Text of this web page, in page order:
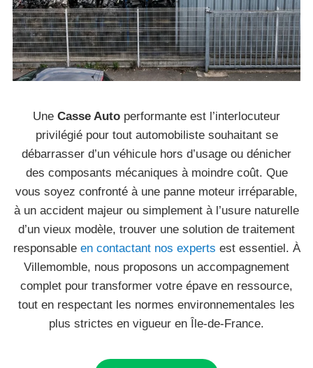
Une Casse Auto performante est l’interlocuteur
privilégié pour tout automobiliste souhaitant se
débarrasser d’un véhicule hors d’usage ou dénicher
des composants mécaniques à moindre coût. Que
vous soyez confronté à une panne moteur irréparable,
à un accident majeur ou simplement à l’usure naturelle
d’un vieux modèle, trouver une solution de traitement
responsable en contactant nos experts est essentiel. À
Villemomble, nous proposons un accompagnement
complet pour transformer votre épave en ressource,
tout en respectant les normes environnementales les
plus strictes en vigueur en Île-de-France.